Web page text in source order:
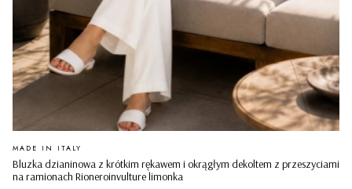
Bluzka dzianinowa z krótkim rękawem i okrągłym dekoltem z przeszyciami
na ramionach Rioneroinvulture limonka
PRODUCENT
MADE IN ITALY